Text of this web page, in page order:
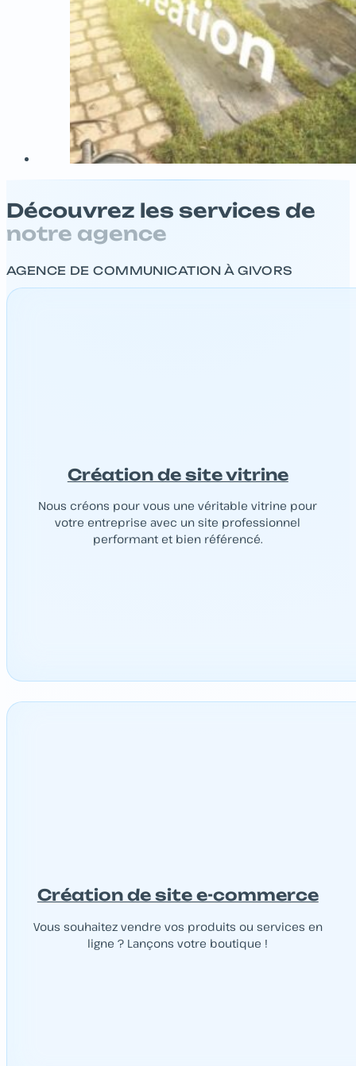
Découvrez les services de
notre agence
AGENCE DE COMMUNICATION À GIVORS
Création de site vitrine
Nous créons pour vous une véritable vitrine pour
votre entreprise avec un site professionnel
performant et bien référencé.
Création de site e-commerce
Vous souhaitez vendre vos produits ou services en
ligne ? Lançons votre boutique !